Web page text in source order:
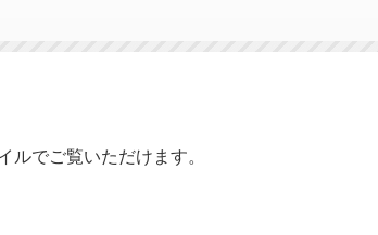
ルでご覧いただけます。